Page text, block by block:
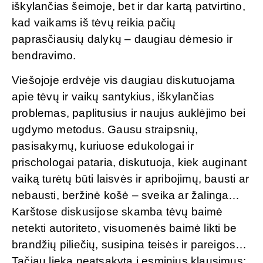
iškylančias šeimoje, bet ir dar kartą patvirtino,
kad vaikams iš tėvų reikia pačių
paprasčiausių dalykų – daugiau dėmesio ir
bendravimo.
Viešojoje erdvėje vis daugiau diskutuojama
apie tėvų ir vaikų santykius, iškylančias
problemas, paplitusius ir naujus auklėjimo bei
ugdymo metodus. Gausu straipsnių,
pasisakymų, kuriuose edukologai ir
prischologai pataria, diskutuoja, kiek auginant
vaiką turėtų būti laisvės ir apribojimų, bausti ar
nebausti, beržinė košė – sveika ar žalinga…
Karštose diskusijose skamba tėvų baimė
netekti autoriteto, visuomenės baimė likti be
brandžių piliečių, susipina teisės ir pareigos…